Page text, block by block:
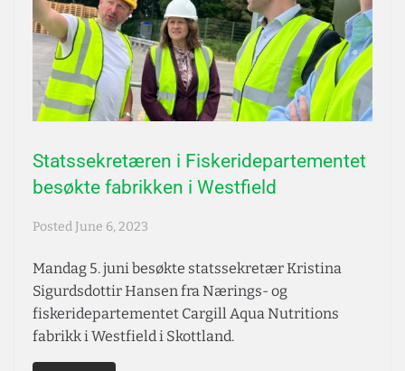
Statssekretæren i Fiskeridepartementet
besøkte fabrikken i Westfield
PostedJune 6, 2023
Mandag 5. juni besøkte statssekretær Kristina
Sigurdsdottir Hansen fra Nærings- og
fiskeridepartementet Cargill Aqua Nutritions
fabrikk i Westfield i Skottland.